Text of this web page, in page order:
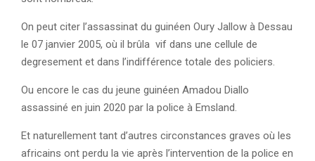
On peut citer l’assassinat du guinéen Oury Jallow à Dessau
le 07 janvier 2005, où il brûla vif dans une cellule de
degresement et dans l’indifférence totale des policiers.
Ou encore le cas du jeune guinéen Amadou Diallo
assassiné en juin 2020 par la police à Emsland.
Et naturellement tant d’autres circonstances graves où les
africains ont perdu la vie après l’intervention de la police en